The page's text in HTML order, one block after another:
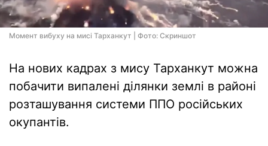
Момент вибуху на мисі Тарханкут | Фото: Скриншот
На нових кадрах з мису Тарханкут можна
побачити випалені ділянки землі в районі
розташування системи ППО російських
окупантів.